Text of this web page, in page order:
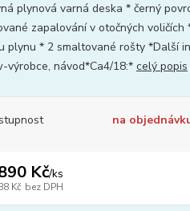
plynová varná deska * černý
zapalování v otočných
plynu * 2 smaltované rošty *Další
výrobce, návod*Ca4/18:* celý popis
na
Kč/ks
Kč bez DPH